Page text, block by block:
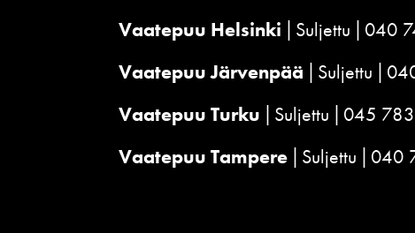
Vaatepuu Helsinki Suljettu 040
Vaatepuu Järvenpää
Suljettu
Vaatepuu Turku
Suljettu 045
Vaatepuu Tampere Suljettu 040